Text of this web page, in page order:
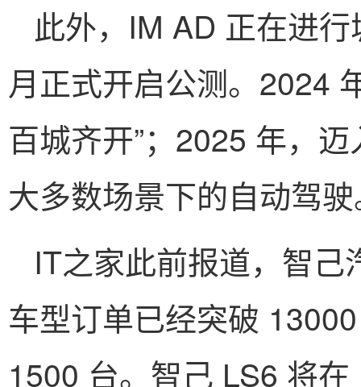
此外，IM AD 正在进
月正式开启公测。2024
百城齐开”；2025 年，
大多数场景下的自动驾
IT之家此前报道，智
车型订单已经突破
1500 台。智己 LS6 将